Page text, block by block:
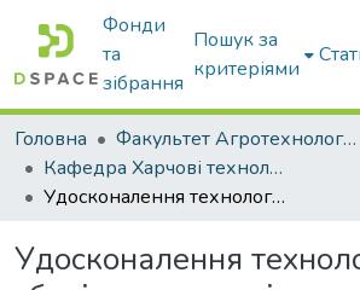
Фонди
та
зібрання
Пошук за
критеріями
Головна
Факультет Агротехнологій та екології
Кафедра Харчові технологіі та готельно-ресторанна справа
Удосконалення технології зберігання зелені петрушки за використання композиції аграрного гідрогелю та антиоксидантів : автореф. дис. ... канд. техн. наук : спец. 05.18.13
Удосконалення